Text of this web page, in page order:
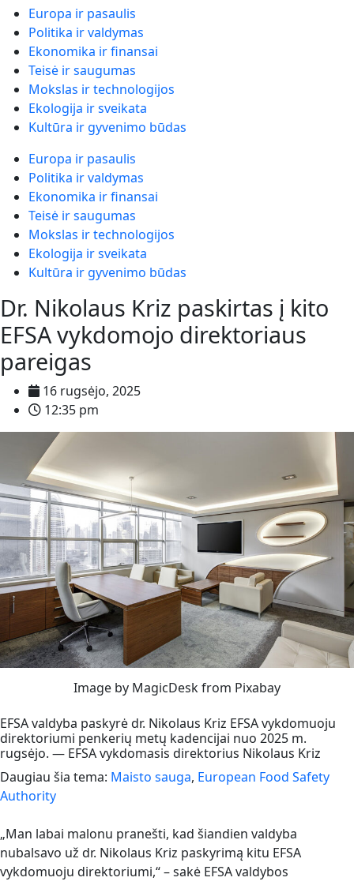
Europa ir pasaulis
Politika ir valdymas
Ekonomika ir finansai
Teisė ir saugumas
Mokslas ir technologijos
Ekologija ir sveikata
Kultūra ir gyvenimo būdas
Europa ir pasaulis
Politika ir valdymas
Ekonomika ir finansai
Teisė ir saugumas
Mokslas ir technologijos
Ekologija ir sveikata
Kultūra ir gyvenimo būdas
Dr. Nikolaus Kriz paskirtas į kito
EFSA vykdomojo direktoriaus
pareigas
16 rugsėjo, 2025
12:35 pm
Image by MagicDesk from Pixabay
EFSA valdyba paskyrė dr. Nikolaus Kriz EFSA vykdomuoju
direktoriumi penkerių metų kadencijai nuo 2025 m.
rugsėjo. — EFSA vykdomasis direktorius Nikolaus Kriz
Daugiau šia tema: Maisto sauga, European Food Safety
Authority
„Man labai malonu pranešti, kad šiandien valdyba
nubalsavo už dr. Nikolaus Kriz paskyrimą kitu EFSA
vykdomuoju direktoriumi,“ – sakė EFSA valdybos